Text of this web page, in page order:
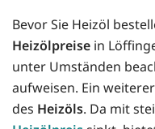
Bevor Sie Heizöl
Heizölpreise in
unter Umständen
aufweisen. Ein
des Heizöls. Da mit